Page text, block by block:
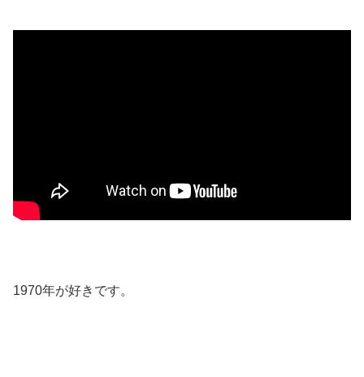
1970年が好きです。